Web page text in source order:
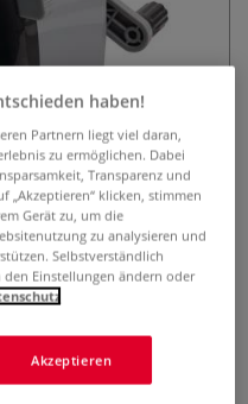
haben!
Partnern liegt viel daran,
zu ermöglichen. Dabei
Transparenz und
„Akzeptieren“ klicken, stimmen
Gerät zu, um die
zu analysieren und
Selbstverständlich
Einstellungen ändern oder
Akzeptieren